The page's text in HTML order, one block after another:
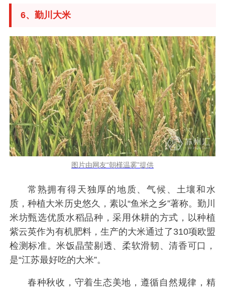
6、勤川大米
图片由网友“朝槿温雾”提供
常熟拥有得天独厚的地质、气候、土壤和水
质，种植大米历史悠久，素以“鱼米之乡”著称。勤川
米坊甄选优质水稻品种，采用休耕的方式，以种植
紫云英作为有机肥料，生产的大米通过了310项欧盟
检测标准。米饭晶莹剔透、柔软滑韧、清香可口，
是“江苏最好吃的大米”。
春种秋收，守着生态美地，遵循自然规律，精